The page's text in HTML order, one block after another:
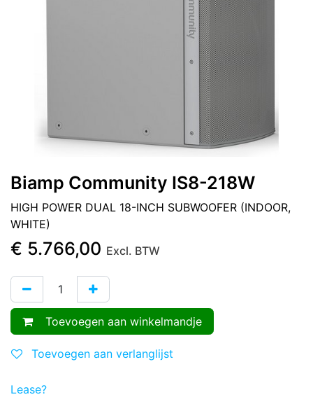
Biamp Community IS8-218W
HIGH POWER DUAL 18-INCH SUBWOOFER (INDOOR,
WHITE)
€ 5.766,00 Excl. BTW
Toevoegen aan winkelmandje
Toevoegen aan verlanglijst
Lease?